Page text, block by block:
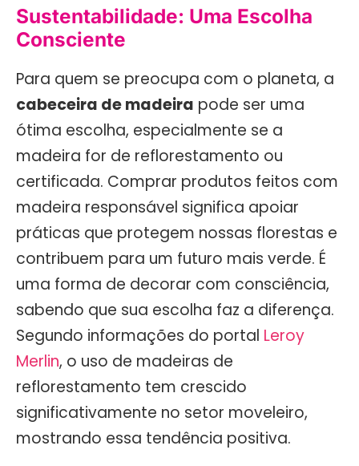
Sustentabilidade: Uma Escolha
Consciente
Para quem se preocupa com o planeta, a
cabeceira de madeira pode ser uma
ótima escolha, especialmente se a
madeira for de reflorestamento ou
certificada. Comprar produtos feitos com
madeira responsável significa apoiar
práticas que protegem nossas florestas e
contribuem para um futuro mais verde. É
uma forma de decorar com consciência,
sabendo que sua escolha faz a diferença.
Segundo informações do portal Leroy
Merlin, o uso de madeiras de
reflorestamento tem crescido
significativamente no setor moveleiro,
mostrando essa tendência positiva.